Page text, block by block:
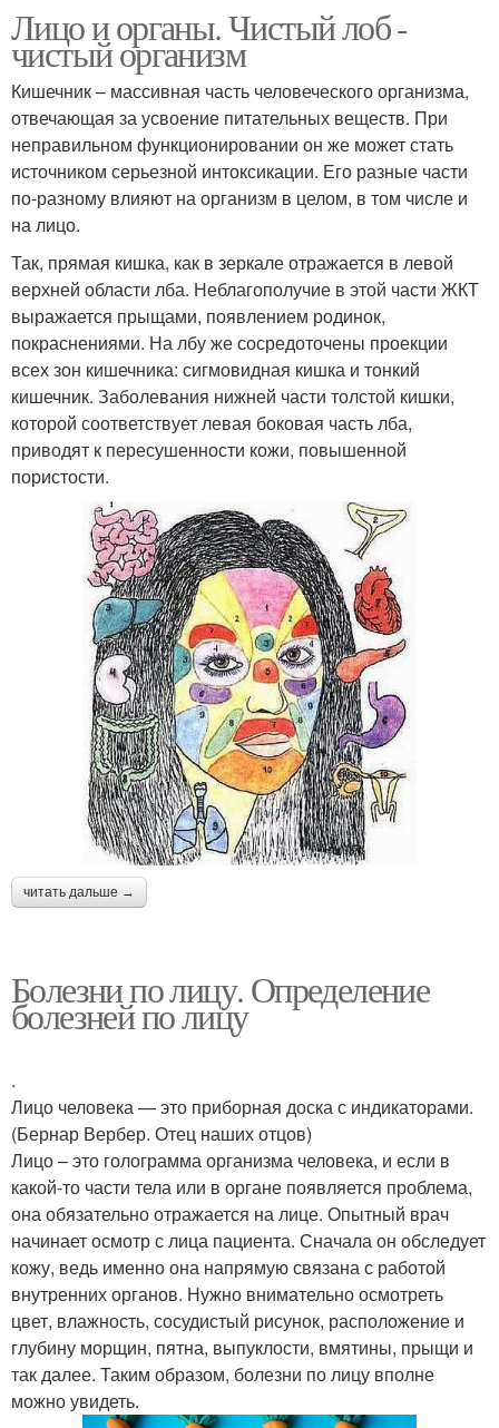
Лицо и органы. Чистый лоб -
чистый организм
Кишечник – массивная часть человеческого организма,
отвечающая за усвоение питательных веществ. При
неправильном функционировании он же может стать
источником серьезной интоксикации. Его разные части
по-разному влияют на организм в целом, в том числе и
на лицо.
Так, прямая кишка, как в зеркале отражается в левой
верхней области лба. Неблагополучие в этой части ЖКТ
выражается прыщами, появлением родинок,
покраснениями. На лбу же сосредоточены проекции
всех зон кишечника: сигмовидная кишка и тонкий
кишечник. Заболевания нижней части толстой кишки,
которой соответствует левая боковая часть лба,
приводят к пересушенности кожи, повышенной
пористости.
читать дальше →
Болезни по лицу. Определение
болезней по лицу
.
Лицо человека — это приборная доска с индикаторами.
(Бернар Вербер. Отец наших отцов)
Лицо – это голограмма организма человека, и если в
какой-то части тела или в органе появляется проблема,
она обязательно отражается на лице. Опытный врач
начинает осмотр с лица пациента. Сначала он обследует
кожу, ведь именно она напрямую связана с работой
внутренних органов. Нужно внимательно осмотреть
цвет, влажность, сосудистый рисунок, расположение и
глубину морщин, пятна, выпуклости, вмятины, прыщи и
так далее. Таким образом, болезни по лицу вполне
можно увидеть.